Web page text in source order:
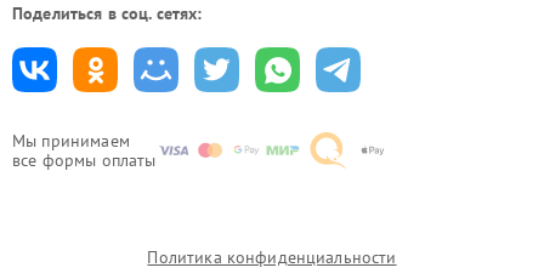
Мы принимаем
все формы оплаты
Поделиться в соц. сетях:
Политика конфиденциальности